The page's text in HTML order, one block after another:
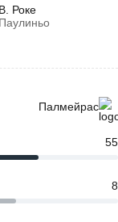
В. Роке
Паулиньо
Палмейрас
55
8